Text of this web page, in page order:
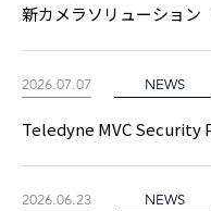
新カメラソリューショ
2026.07.07 NEWS
Teledyne MVC Security
2026.06.23 NEWS